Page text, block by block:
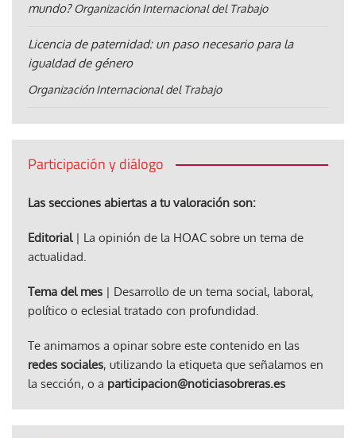
mundo? Organización Internacional del Trabajo
Licencia de paternidad: un paso necesario para la
igualdad de género
Organización Internacional del Trabajo
Participación y diálogo
Las secciones abiertas a tu valoración son:
Editorial| La opinión de la HOAC sobre un tema de
actualidad.
Tema del mes | Desarrollo de un tema social, laboral,
político o eclesial tratado con profundidad.
Te animamos a opinar sobre este contenido en las
redes sociales, utilizando la etiqueta que señalamos en
la sección, o a participacion@noticiasobreras.es